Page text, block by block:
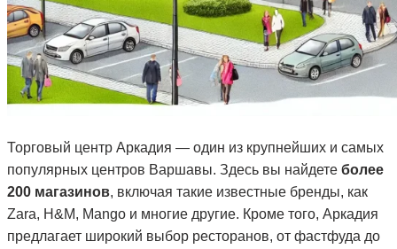
Торговый центр Аркадия — один из крупнейших и самых
популярных центров Варшавы. Здесь вы найдете более
200 магазинов, включая такие известные бренды, как
Zara, H&M, Mango и многие другие. Кроме того, Аркадия
предлагает широкий выбор ресторанов, от фастфуда до